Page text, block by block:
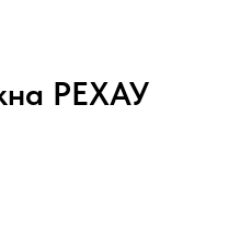
РЕХАУ